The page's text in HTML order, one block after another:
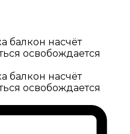
балкон насчёт
освобождается
балкон насчёт
освобождается